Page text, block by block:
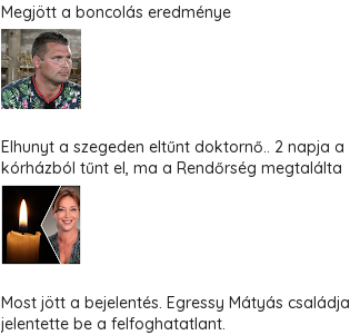
Megjött a boncolás eredménye
Elhunyt a szegeden eltűnt doktornő.. 2 napja a
kórházból tűnt el, ma a Rendőrség megtalálta
Most jött a bejelentés. Egressy Mátyás családja
jelentette be a felfoghatatlant.